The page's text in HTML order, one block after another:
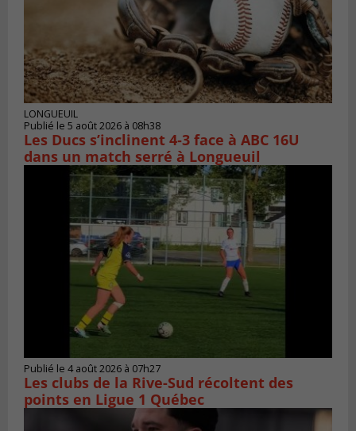
LONGUEUIL
Publié le 5 août 2026 à 08h38
Les Ducs s’inclinent 4‑3 face à ABC 16U
dans un match serré à Longueuil
Publié le 4 août 2026 à 07h27
Les clubs de la Rive-Sud récoltent des
points en Ligue 1 Québec